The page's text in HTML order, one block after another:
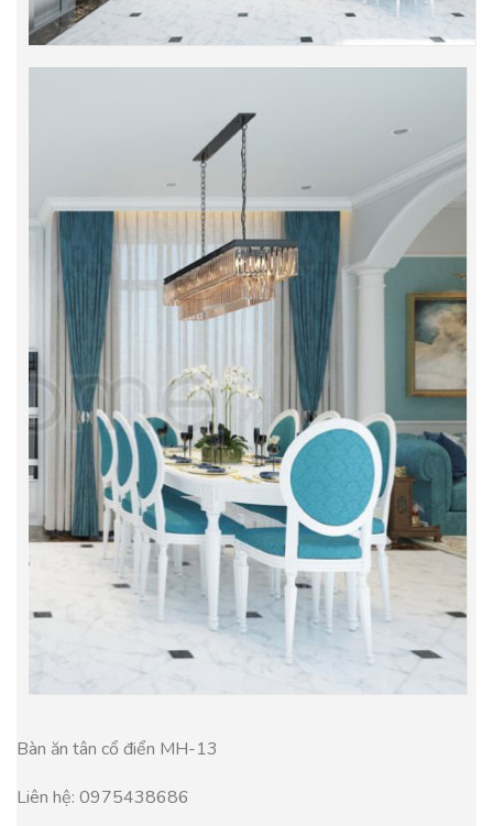
Bàn ăn tân cổ điển MH-13
Liên hệ: 0975438686